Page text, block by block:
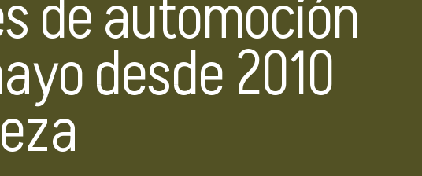
de automoción
desde 2010